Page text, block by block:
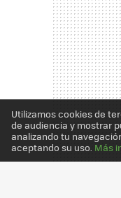
Utilizamos cookies de
de audiencia y mostrar
analizando tu
aceptando su uso. Más